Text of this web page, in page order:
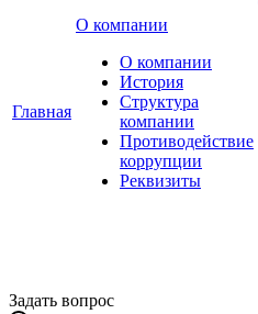
Главная
О компании
О компании
История
Структура
компании
Противодействие
коррупции
Реквизиты
Задать вопрос